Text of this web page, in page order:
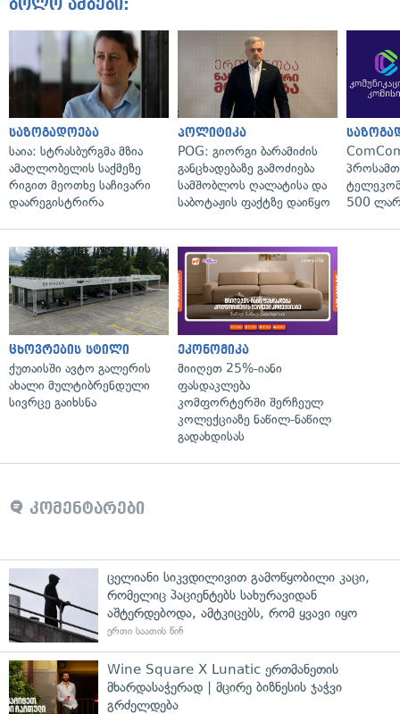
ბოლო ამბები:
საზოგადოება
საია: სტრასბურგმა მზია
ამაღლობელის საქმეზე
რიგით მეოთხე საჩივარი
დაარეგისტრირა
პოლიტიკა
POG: გიორგი ბარამიძის
განცხადებაზე გამოძიება
სამშობლოს ღალატისა და
საბოტაჟის ფაქტზე დაიწყო
500
ცხოვრების სტილი
ქუთაისში ავტო გალერის
ახალი მულტიბრენდული
სივრცე გაიხსნა
ეკონომიკა
მიიღეთ 25%-იანი
ფასდაკლება
კომფორტერში შერჩეულ
კოლექციაზე ნაწილ-ნაწილ
გადახდისას
კომენტარები
ცელიანი სიკვდილივით გამოწყობილი კაცი,
რომელიც პაციენტებს სახურავიდან
აშტერდებოდა, ამტკიცებს, რომ ყვავი იყო
ერთი საათის წინ
Wine Square X Lunatic ერთმანეთის
მხარდასაჭერად | მცირე ბიზნესის ჯაჭვი
გრძელდება